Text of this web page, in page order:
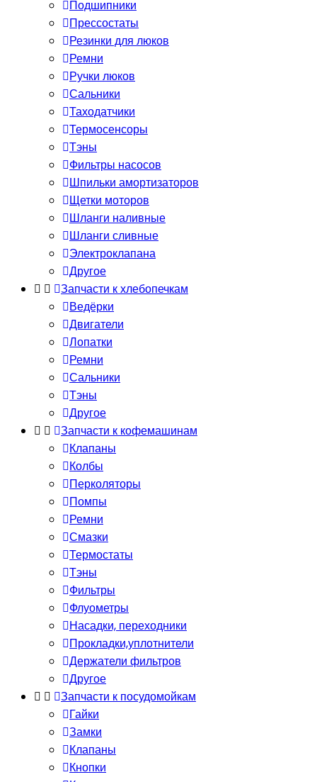
Подшипники
Прессостаты
Резинки для люков
Ремни
Ручки люков
Сальники
Таходатчики
Термосенсоры
Тэны
Фильтры насосов
Шпильки амортизаторов
Щетки моторов
Шланги наливные
Шланги сливные
Электроклапана
Другое
Запчасти к хлебопечкам
Ведёрки
Двигатели
Лопатки
Ремни
Сальники
Тэны
Другое
Запчасти к кофемашинам
Клапаны
Колбы
Перколяторы
Помпы
Ремни
Смазки
Термостаты
Тэны
Фильтры
Флуометры
Насадки, переходники
Прокладки,уплотнители
Держатели фильтров
Другое
Запчасти к посудомойкам
Гайки
Замки
Клапаны
Кнопки